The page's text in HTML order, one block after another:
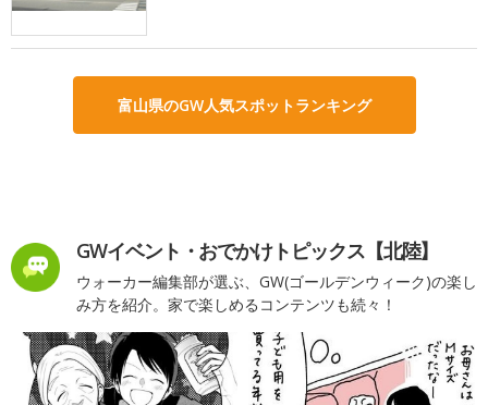
富山県のGW人気スポットランキング
GWイベント・おでかけトピックス【北陸】
ウォーカー編集部が選ぶ、GW(ゴールデンウィーク)の楽し
み方を紹介。家で楽しめるコンテンツも続々！